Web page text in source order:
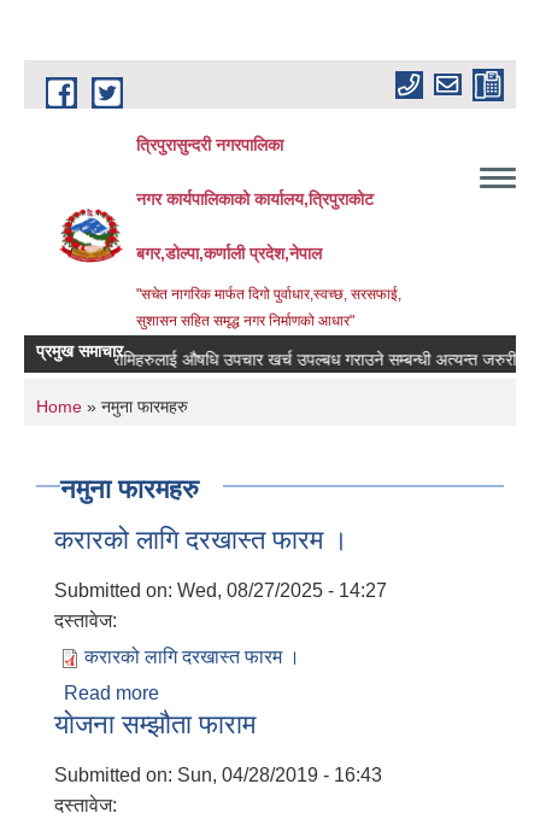
Skip to main content
त्रिपुरासुन्दरी नगरपालिका
नगर कार्यपालिकाको कार्यालय,त्रिपुराकोट
बगर,डोल्पा,कर्णाली प्रदेश,नेपाल
"सचेत नागरिक मार्फत दिगो पुर्वाधार,स्वच्छ, सरसफाई,
सुशासन सहित समृद्ध नगर निर्माणको आधार"
प्रमुख समाचार
बिरामिहरुलाई ‍‌औषधि उपचार खर्च उपल्बध गराउने सम्बन्धी अत्यन्त जरुरी सुचना ।
You are here
Home » नमुना फारमहरु
नमुना फारमहरु
करारको लागि दरखास्त फारम ।
Submitted on: Wed, 08/27/2025 - 14:27
दस्तावेज:
करारको लागि दरखास्त फारम ।
Read more
याेजना सम्झौता फाराम
Submitted on: Sun, 04/28/2019 - 16:43
दस्तावेज: